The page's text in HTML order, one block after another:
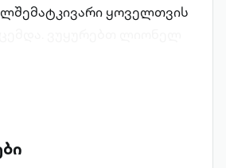
ყოველთვის
მესისებრი
შემდეგ თუნდაც